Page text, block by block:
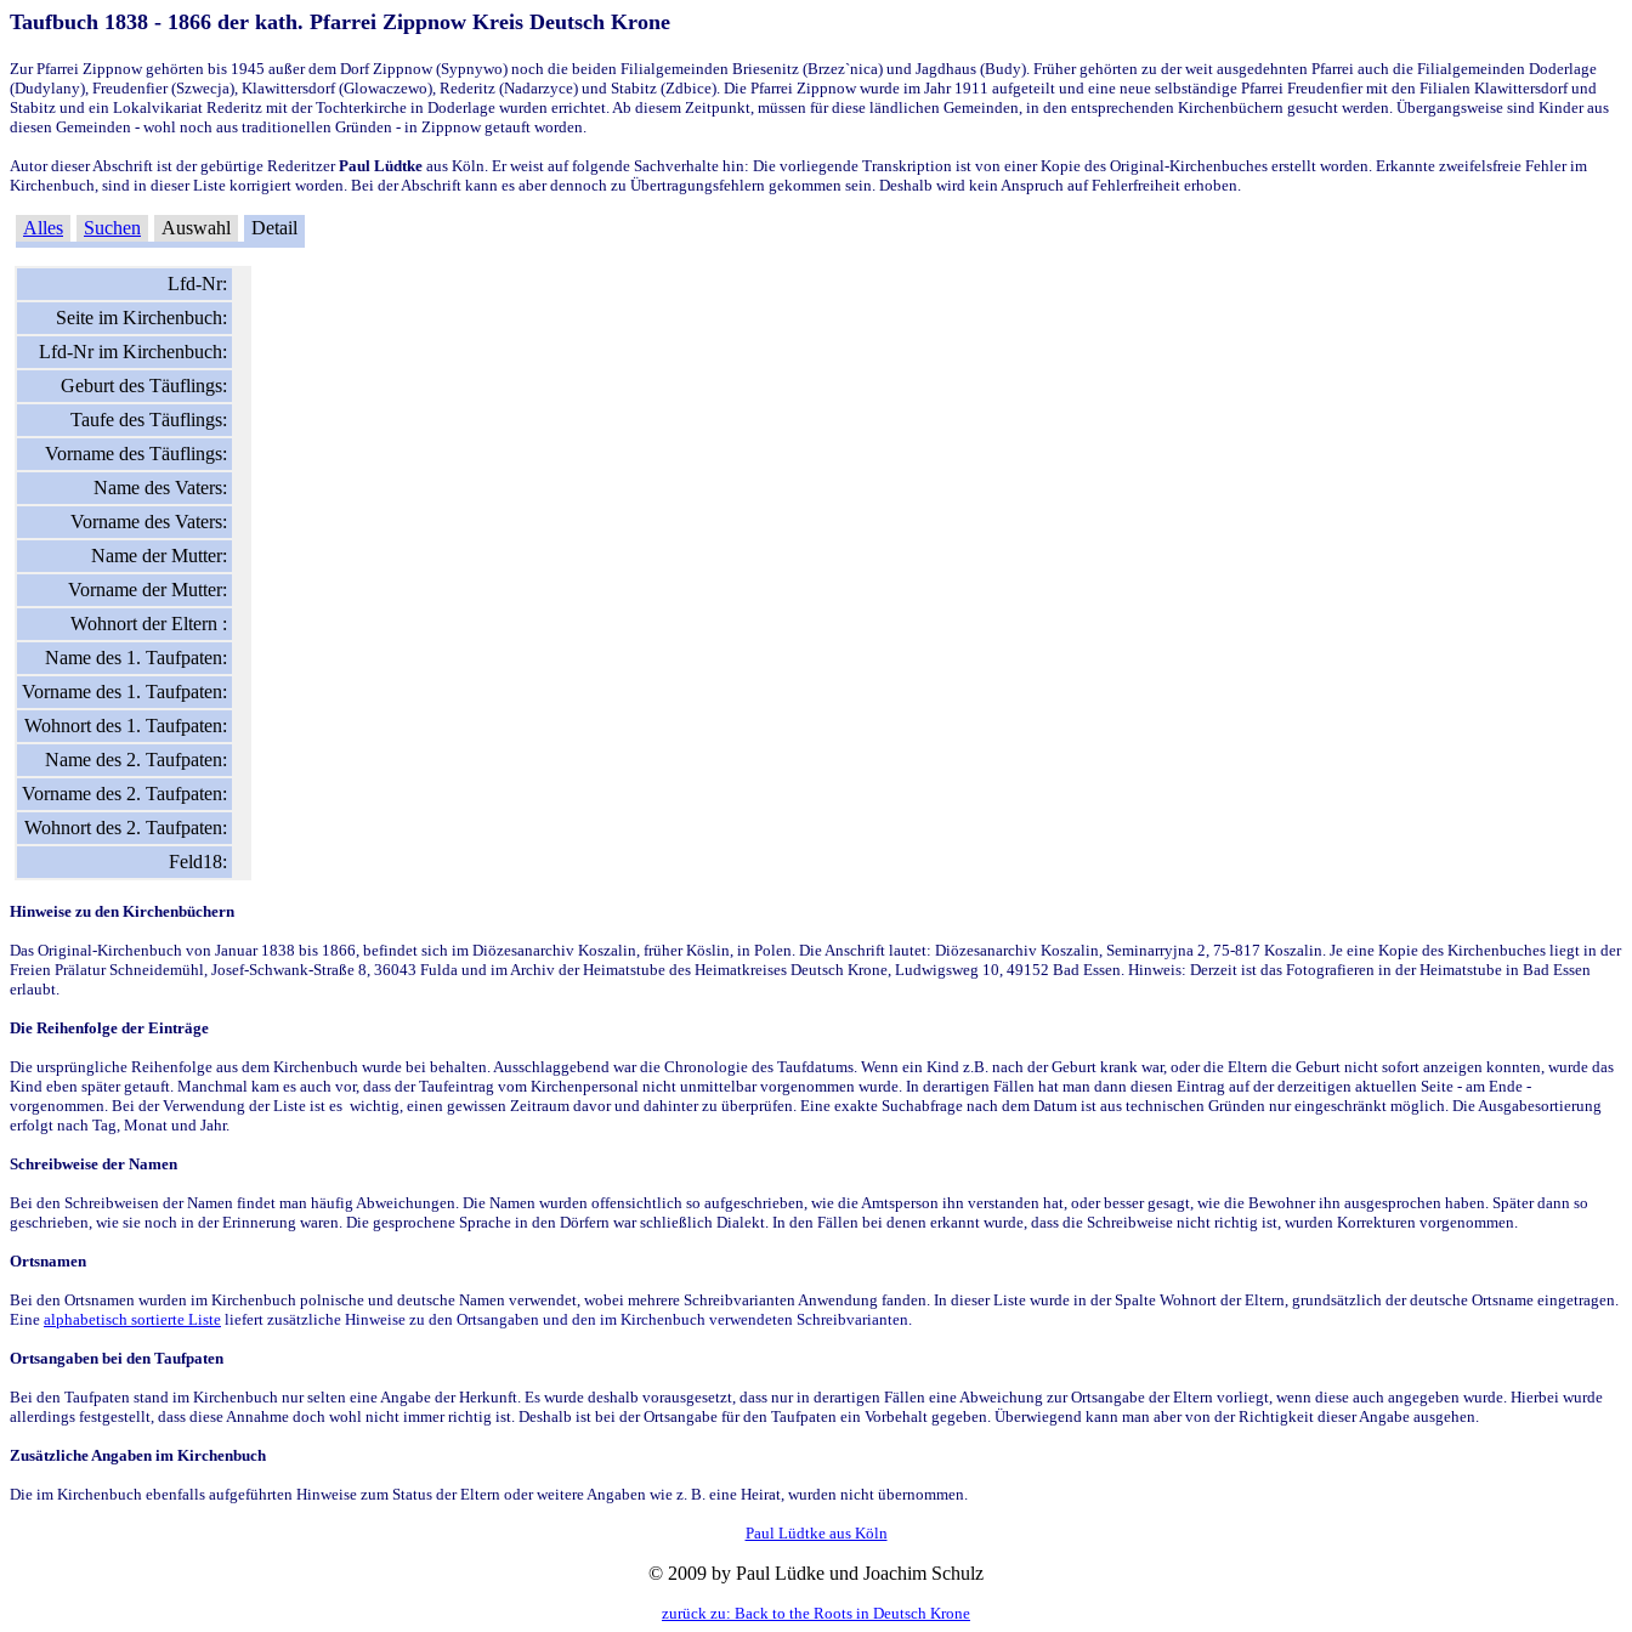
Taufbuch 1838 - 1866 der kath. Pfarrei Zippnow Kreis Deutsch Krone
Zur Pfarrei Zippnow gehörten bis 1945 außer dem Dorf Zippnow (Sypnywo) noch die beiden Filialgemeinden Briesenitz (Brzez`nica) und Jagdhaus (Budy). Früher gehörten zu der weit ausgedehnten Pfarrei auch die Filialgemeinden Doderlage
(Dudylany), Freudenfier (Szwecja), Klawittersdorf (Glowaczewo), Rederitz (Nadarzyce) und Stabitz (Zdbice). Die Pfarrei Zippnow wurde im Jahr 1911 aufgeteilt und eine neue selbständige Pfarrei Freudenfier mit den Filialen Klawittersdorf und
Stabitz und ein Lokalvikariat Rederitz mit der Tochterkirche in Doderlage wurden errichtet. Ab diesem Zeitpunkt, müssen für diese ländlichen Gemeinden, in den entsprechenden Kirchenbüchern gesucht werden. Übergangsweise sind Kinder aus
diesen Gemeinden - wohl noch aus traditionellen Gründen - in Zippnow getauft worden.
Autor dieser Abschrift ist der gebürtige RederitzerPaul Lüdtke aus Köln. Er weist auf folgende Sachverhalte hin: Die vorliegende Transkription ist von einer Kopie des Original-Kirchenbuches erstellt worden. Erkannte zweifelsfreie Fehler im
Kirchenbuch, sind in dieser Liste korrigiert worden. Bei der Abschrift kann es aber dennoch zu Übertragungsfehlern gekommen sein. Deshalb wird kein Anspruch auf Fehlerfreiheit erhoben.
Alles Suchen Auswahl Detail
Lfd-Nr:
Seite im Kirchenbuch:
Lfd-Nr im Kirchenbuch:
Geburt des Täuflings:
Taufe des Täuflings:
Vorname des Täuflings:
Name des Vaters:
Vorname des Vaters:
Name der Mutter:
Vorname der Mutter:
Wohnort der Eltern :
Name des 1. Taufpaten:
Vorname des 1. Taufpaten:
Wohnort des 1. Taufpaten:
Name des 2. Taufpaten:
Vorname des 2. Taufpaten:
Wohnort des 2. Taufpaten:
Feld18:
Hinweise zu den Kirchenbüchern
Das Original-Kirchenbuch von Januar 1838 bis 1866, befindet sich im Diözesanarchiv Koszalin, früher Köslin, in Polen. Die Anschrift lautet: Diözesanarchiv Koszalin, Seminarryjna 2, 75-817 Koszalin. Je eine Kopie des Kirchenbuches liegt in der
Freien Prälatur Schneidemühl, Josef-Schwank-Straße 8, 36043 Fulda und im Archiv der Heimatstube des Heimatkreises Deutsch Krone, Ludwigsweg 10, 49152 Bad Essen. Hinweis: Derzeit ist das Fotografieren in der Heimatstube in Bad Essen
erlaubt.
Die Reihenfolge der Einträge
Die ursprüngliche Reihenfolge aus dem Kirchenbuch wurde bei behalten. Ausschlaggebend war die Chronologie des Taufdatums. Wenn ein Kind z.B. nach der Geburt krank war, oder die Eltern die Geburt nicht sofort anzeigen konnten, wurde das
Kind eben später getauft. Manchmal kam es auch vor, dass der Taufeintrag vom Kirchenpersonal nicht unmittelbar vorgenommen wurde. In derartigen Fällen hat man dann diesen Eintrag auf der derzeitigen aktuellen Seite - am Ende -
vorgenommen. Bei der Verwendung der Liste ist es wichtig, einen gewissen Zeitraum davor und dahinter zu überprüfen. Eine exakte Suchabfrage nach dem Datum ist aus technischen Gründen nur eingeschränkt möglich. Die Ausgabesortierung
erfolgt nach Tag, Monat und Jahr.
Schreibweise der Namen
Bei den Schreibweisen der Namen findet man häufig Abweichungen. Die Namen wurden offensichtlich so aufgeschrieben, wie die Amtsperson ihn verstanden hat, oder besser gesagt, wie die Bewohner ihn ausgesprochen haben. Später dann so
geschrieben, wie sie noch in der Erinnerung waren. Die gesprochene Sprache in den Dörfern war schließlich Dialekt. In den Fällen bei denen erkannt wurde, dass die Schreibweise nicht richtig ist, wurden Korrekturen vorgenommen.
Ortsnamen
Bei den Ortsnamen wurden im Kirchenbuch polnische und deutsche Namen verwendet, wobei mehrere Schreibvarianten Anwendung fanden. In dieser Liste wurde in der Spalte Wohnort der Eltern, grundsätzlich der deutsche Ortsname eingetragen.
Eine alphabetisch sortierte Liste liefert zusätzliche Hinweise zu den Ortsangaben und den im Kirchenbuch verwendeten Schreibvarianten.
Ortsangaben bei den Taufpaten
Bei den Taufpaten stand im Kirchenbuch nur selten eine Angabe der Herkunft. Es wurde deshalb vorausgesetzt, dass nur in derartigen Fällen eine Abweichung zur Ortsangabe der Eltern vorliegt, wenn diese auch angegeben wurde. Hierbei wurde
allerdings festgestellt, dass diese Annahme doch wohl nicht immer richtig ist. Deshalb ist bei der Ortsangabe für den Taufpaten ein Vorbehalt gegeben. Überwiegend kann man aber von der Richtigkeit dieser Angabe ausgehen.
Zusätzliche Angaben im Kirchenbuch
Die im Kirchenbuch ebenfalls aufgeführten Hinweise zum Status der Eltern oder weitere Angaben wie z. B. eine Heirat, wurden nicht übernommen.
Paul Lüdtke aus Köln
© 2009 by Paul Lüdke und Joachim Schulz
zurück zu: Back to the Roots in Deutsch Krone